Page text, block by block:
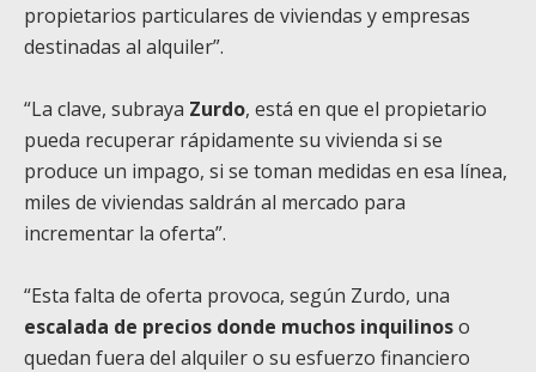
propietarios particulares de viviendas y empresas
destinadas al alquiler”.
“La clave, subraya Zurdo, está en que el propietario
pueda recuperar rápidamente su vivienda si se
produce un impago, si se toman medidas en esa línea,
miles de viviendas saldrán al mercado para
incrementar la oferta”.
“Esta falta de oferta provoca, según Zurdo, una
escalada de precios donde muchos inquilinoso
quedan fuera del alquiler o su esfuerzo financiero